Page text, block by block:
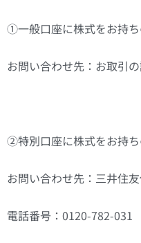
①一般口座に株式をお持
お問い合わせ先：お取引
②特別口座に株式をお持
お問い合わせ先：三井住
電話番号：0120-782-031